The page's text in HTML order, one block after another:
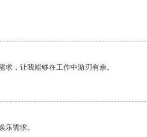
，让我能够在工作中游刃有余。
需求。